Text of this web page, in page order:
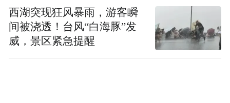
西湖突现狂风暴雨，游客瞬
间被浇透！台风“白海豚”发
威，景区紧急提醒